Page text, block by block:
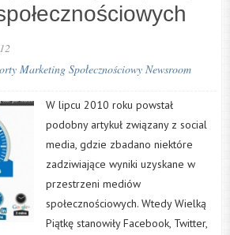
Marketing Społecznościowy Newsroom
W lipcu 2010 roku powstał
podobny artykuł związany z social
media, gdzie zbadano niektóre
zadziwiające wyniki uzyskane w
przestrzeni mediów
społecznościowych. Wtedy Wielką
Piątkę stanowiły Facebook, Twitter,